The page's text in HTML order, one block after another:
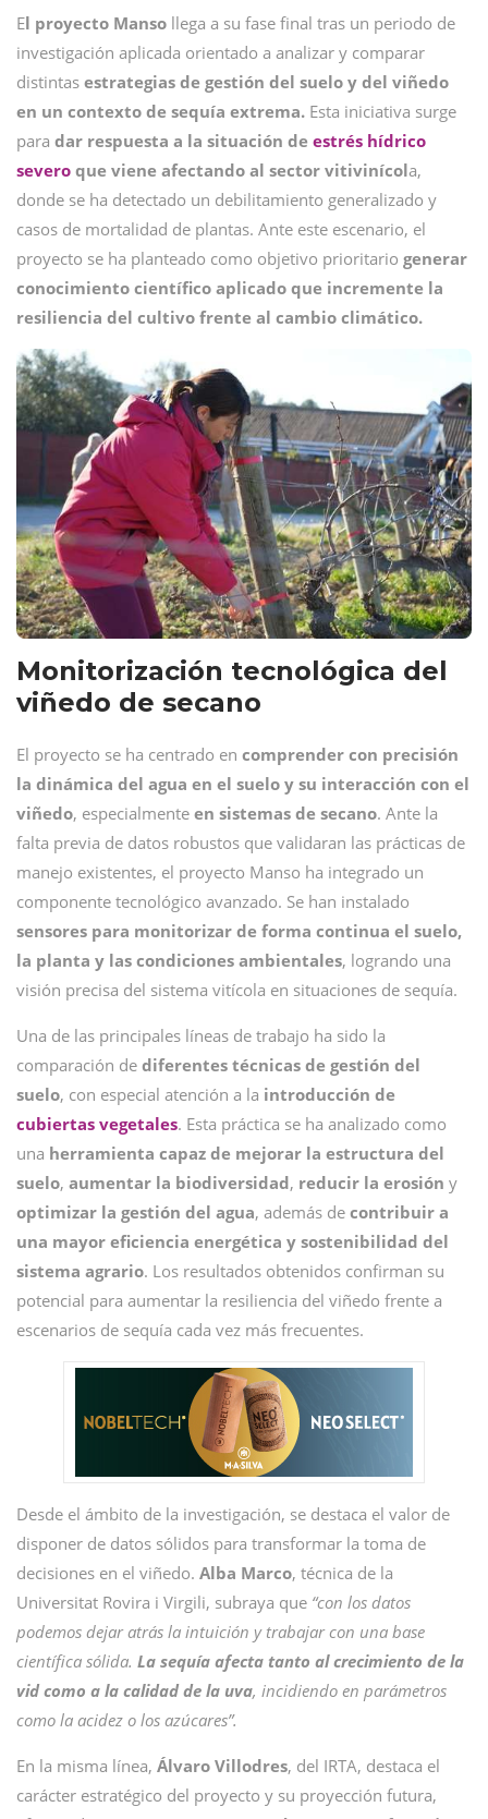
El proyecto Manso llega a su fase final tras un periodo de
investigación aplicada orientado a analizar y comparar
distintas estrategias de gestión del suelo y del viñedo
en un contexto de sequía extrema. Esta iniciativa surge
para dar respuesta a la situación de estrés hídrico
severo que viene afectando al sector vitivinícola,
donde se ha detectado un debilitamiento generalizado y
casos de mortalidad de plantas. Ante este escenario, el
proyecto se ha planteado como objetivo prioritario generar
conocimiento científico aplicado que incremente la
resiliencia del cultivo frente al cambio climático.
Monitorización tecnológica del
viñedo de secano
El proyecto se ha centrado en comprender con precisión
la dinámica del agua en el suelo y su interacción con el
viñedo, especialmente en sistemas de secano. Ante la
falta previa de datos robustos que validaran las prácticas de
manejo existentes, el proyecto Manso ha integrado un
componente tecnológico avanzado. Se han instalado
sensores para monitorizar de forma continua el suelo,
la planta y las condiciones ambientales, logrando una
visión precisa del sistema vitícola en situaciones de sequía.
Una de las principales líneas de trabajo ha sido la
comparación de diferentes técnicas de gestión del
suelo, con especial atención a la introducción de
cubiertas vegetales. Esta práctica se ha analizado como
una herramienta capaz de mejorar la estructura del
suelo, aumentar la biodiversidad, reducir la erosión y
optimizar la gestión del agua, además de contribuir a
una mayor eficiencia energética y sostenibilidad del
sistema agrario. Los resultados obtenidos confirman su
potencial para aumentar la resiliencia del viñedo frente a
escenarios de sequía cada vez más frecuentes.
Desde el ámbito de la investigación, se destaca el valor de
disponer de datos sólidos para transformar la toma de
decisiones en el viñedo. Alba Marco, técnica de la
Universitat Rovira i Virgili, subraya que “con los datos
podemos dejar atrás la intuición y trabajar con una base
científica sólida. La sequía afecta tanto al crecimiento de la
vid como a la calidad de la uva, incidiendo en parámetros
como la acidez o los azúcares”.
En la misma línea, Álvaro Villodres, del IRTA, destaca el
carácter estratégico del proyecto y su proyección futura,